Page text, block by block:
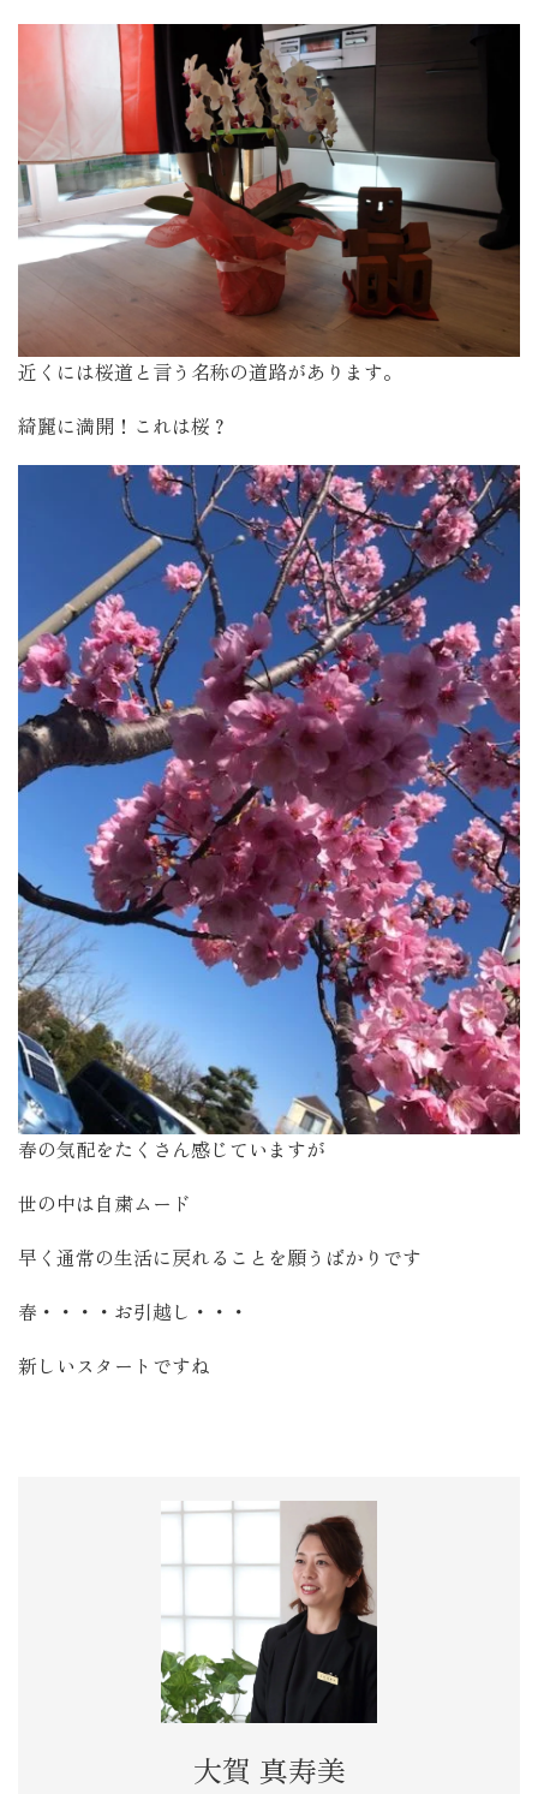
近くには桜道と言う名称の道路があります。
綺麗に満開！これは桜？
春の気配をたくさん感じていますが
世の中は自粛ムード
早く通常の生活に戻れることを願うばかりです
春・・・・お引越し・・・
新しいスタートですね
大賀 真寿美